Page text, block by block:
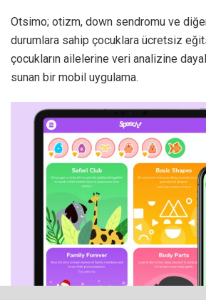
Otsimo; otizm, down sendromu ve
durumlara sahip çocuklara ücretsiz
çocukların ailelerine veri analizine
sunan bir mobil uygulama.